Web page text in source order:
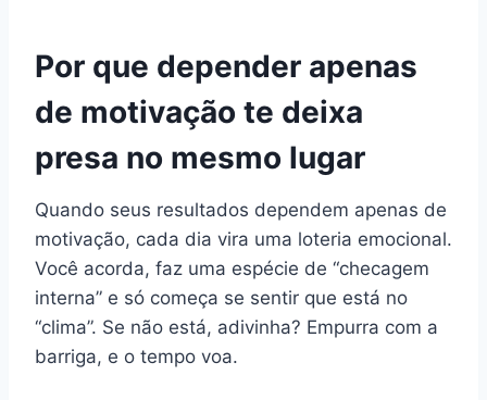
Por que depender apenas
de motivação te deixa
presa no mesmo lugar
Quando seus resultados dependem apenas de
motivação, cada dia vira uma loteria emocional.
Você acorda, faz uma espécie de “checagem
interna” e só começa se sentir que está no
“clima”. Se não está, adivinha? Empurra com a
barriga, e o tempo voa.